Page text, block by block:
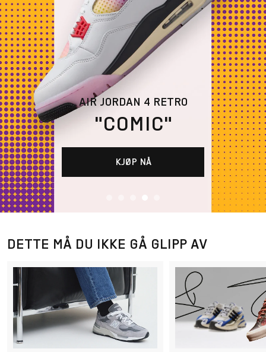
AIR JORDAN 4 RETRO
"COMIC"
KJØP NÅ
DETTE MÅ DU IKKE GÅ GLIPP AV